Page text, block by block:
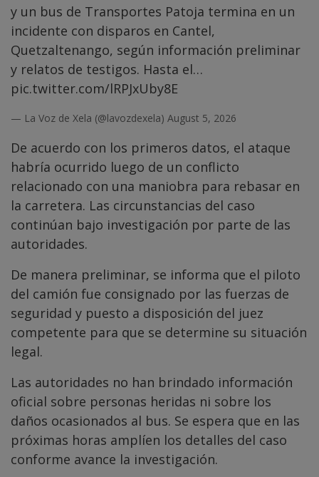
y un bus de Transportes Patoja termina en un
incidente con disparos en Cantel,
Quetzaltenango, según información preliminar
y relatos de testigos. Hasta el…
pic.twitter.com/lRPJxUby8E
— La Voz de Xela (@lavozdexela) August 5, 2026
De acuerdo con los primeros datos, el ataque
habría ocurrido luego de un conflicto
relacionado con una maniobra para rebasar en
la carretera. Las circunstancias del caso
continúan bajo investigación por parte de las
autoridades.
De manera preliminar, se informa que el piloto
del camión fue consignado por las fuerzas de
seguridad y puesto a disposición del juez
competente para que se determine su situación
legal.
Las autoridades no han brindado información
oficial sobre personas heridas ni sobre los
daños ocasionados al bus. Se espera que en las
próximas horas amplíen los detalles del caso
conforme avance la investigación.